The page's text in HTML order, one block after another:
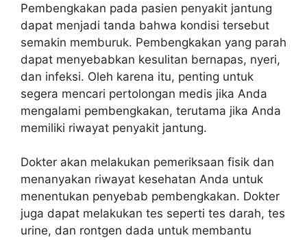
Pembengkakan pada pasien penyakit jantung
dapat menjadi tanda bahwa kondisi tersebut
semakin memburuk. Pembengkakan yang parah
dapat menyebabkan kesulitan bernapas, nyeri,
dan infeksi. Oleh karena itu, penting untuk
segera mencari pertolongan medis jika Anda
mengalami pembengkakan, terutama jika Anda
memiliki riwayat penyakit jantung.
Dokter akan melakukan pemeriksaan fisik dan
menanyakan riwayat kesehatan Anda untuk
menentukan penyebab pembengkakan. Dokter
juga dapat melakukan tes seperti tes darah, tes
urine, dan rontgen dada untuk membantu